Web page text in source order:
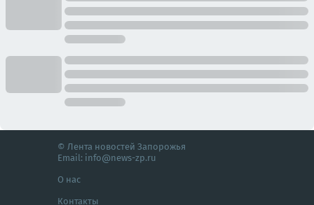
© Лента новостей Запорожья
Email: info@news-zp.ru
О нас
Контакты